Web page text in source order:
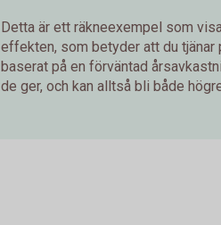
Detta är ett räkneexempel som
effekten, som betyder att du tjänar
baserat på en förväntad
de ger, och kan alltså bli både